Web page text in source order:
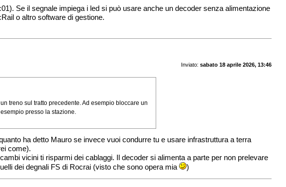
Se il segnale impiega i led si può usare anche un decoder senza alimentazione
o altro software di gestione.
Inviato: sabato 18 aprile 2026, 13:46
treno sul tratto precedente. Ad esempio bloccare un
presso la stazione.
ha detto Mauro se invece vuoi condurre tu e usare infrastruttura a terra
come).
vicini ti risparmi dei cablaggi. Il decoder si alimenta a parte per non prelevare
dei degnali FS di Rocrai (visto che sono opera mia
)